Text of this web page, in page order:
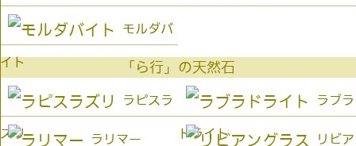
モルダバ
イト 「ら行」の天然石
ラピスラ
ズリ
ラブラ
ドライト
ラリマー リビア